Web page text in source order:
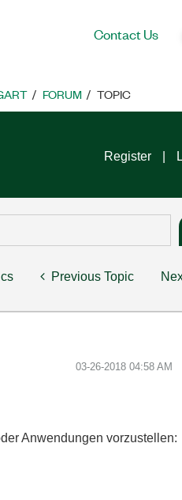
Contact Us
FORUM TOPIC
Register
Previous Topic
‎03-26-2018 04:58 AM
Anwendungen vorzustellen: